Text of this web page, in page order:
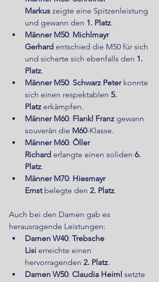
Markus zeigte eine Spitzenleistung
und gewann den 1. Platz.
Männer M50: Michlmayr
Gerhard entschied die M50 für sich
und sicherte sich ebenfalls den 1.
Platz.
Männer M50: Schwarz Peter konnte
sich einen respektablen 5.
Platz erkämpfen.
Männer M60: Flankl Franz gewann
souverän die M60-Klasse.
Männer M60: Öller
Richard erlangte einen soliden 6.
Platz.
Männer M70: Hiesmayr
Ernst belegte den 2. Platz.
Auch bei den Damen gab es
herausragende Leistungen:
Damen W40: Trebsche
Lisi erreichte einen
hervorragenden 2. Platz.
Damen W50: Claudia Heiml setzte